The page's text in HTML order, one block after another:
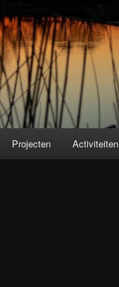
Projecten Activiteiten